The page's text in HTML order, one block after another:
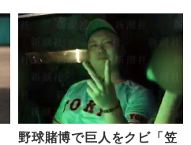
野球賭博で巨人をクビ「笠